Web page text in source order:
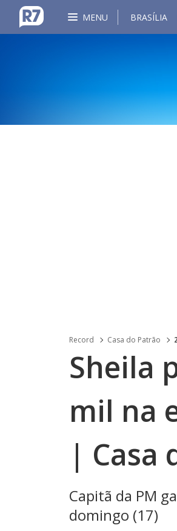
MENU BRASÍLIA
Record Casa do Patrão
Sheila
mil na
| Casa
Capitã da PM
domingo (17)